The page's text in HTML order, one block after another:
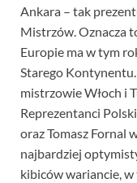
Ankara – tak
Mistrzów. Oznacza
Europie ma w tym
Starego
mistrzowie Włoch i
Reprezentanci
oraz Tomasz Fornal
najbardziej
kibiców wariancie,